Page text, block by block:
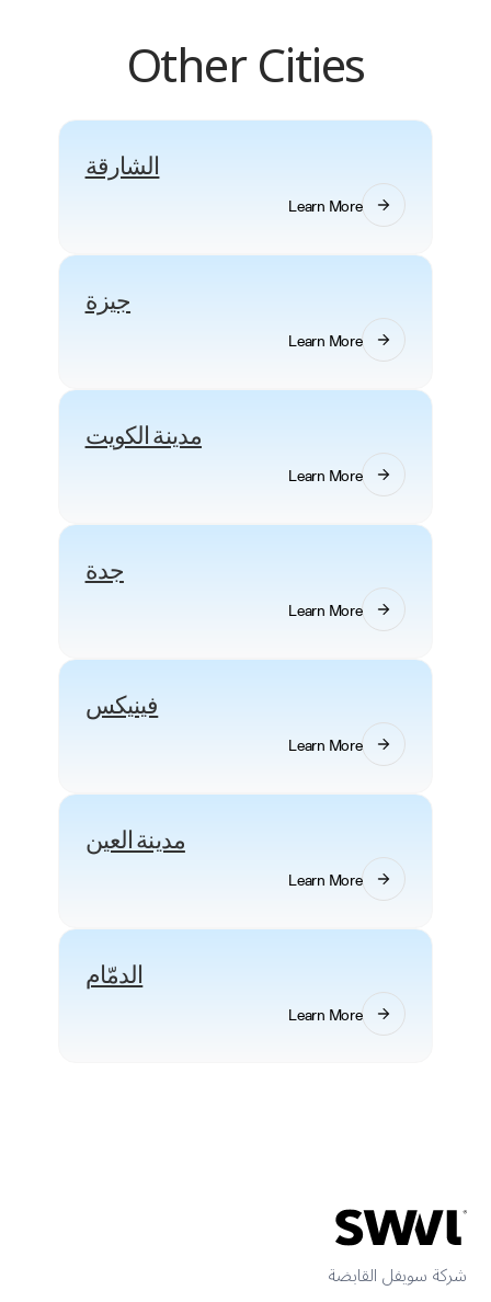
Other Cities
الشارقة
Learn More
جيزة
Learn More
مدينة الكويت
Learn More
جدة
Learn More
فينيكس
Learn More
مدينة العين
Learn More
الدمّام
Learn More
شركة سويفل القابضة